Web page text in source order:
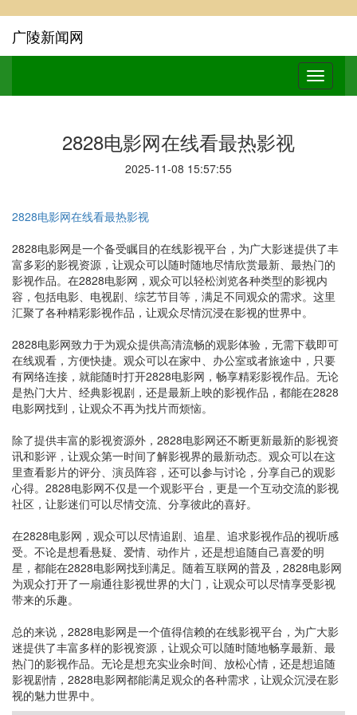
广陵新闻网
2828电影网在线看最热影视
2025-11-08 15:57:55
2828电影网在线看最热影视
2828电影网是一个备受瞩目的在线影视平台，为广大影迷提供了丰
富多彩的影视资源，让观众可以随时随地尽情欣赏最新、最热门的
影视作品。在2828电影网，观众可以轻松浏览各种类型的影视内
容，包括电影、电视剧、综艺节目等，满足不同观众的需求。这里
汇聚了各种精彩影视作品，让观众尽情沉浸在影视的世界中。
2828电影网致力于为观众提供高清流畅的观影体验，无需下载即可
在线观看，方便快捷。观众可以在家中、办公室或者旅途中，只要
有网络连接，就能随时打开2828电影网，畅享精彩影视作品。无论
是热门大片、经典影视剧，还是最新上映的影视作品，都能在2828
电影网找到，让观众不再为找片而烦恼。
除了提供丰富的影视资源外，2828电影网还不断更新最新的影视资
讯和影评，让观众第一时间了解影视界的最新动态。观众可以在这
里查看影片的评分、演员阵容，还可以参与讨论，分享自己的观影
心得。2828电影网不仅是一个观影平台，更是一个互动交流的影视
社区，让影迷们可以尽情交流、分享彼此的喜好。
在2828电影网，观众可以尽情追剧、追星、追求影视作品的视听感
受。不论是想看悬疑、爱情、动作片，还是想追随自己喜爱的明
星，都能在2828电影网找到满足。随着互联网的普及，2828电影网
为观众打开了一扇通往影视世界的大门，让观众可以尽情享受影视
带来的乐趣。
总的来说，2828电影网是一个值得信赖的在线影视平台，为广大影
迷提供了丰富多样的影视资源，让观众可以随时随地畅享最新、最
热门的影视作品。无论是想充实业余时间、放松心情，还是想追随
影视剧情，2828电影网都能满足观众的各种需求，让观众沉浸在影
视的魅力世界中。